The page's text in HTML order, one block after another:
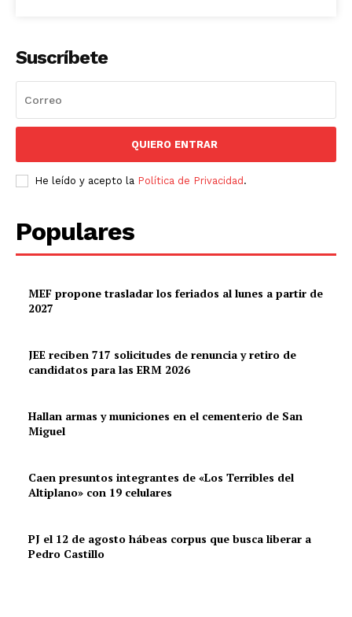
Suscríbete
QUIERO ENTRAR
He leído y acepto la Política de Privacidad .
Populares
MEF propone trasladar los feriados al lunes a partir de
2027
JEE reciben 717 solicitudes de renuncia y retiro de
candidatos para las ERM 2026
Hallan armas y municiones en el cementerio de San
Miguel
Caen presuntos integrantes de «Los Terribles del
Altiplano» con 19 celulares
PJ el 12 de agosto hábeas corpus que busca liberar a
Pedro Castillo